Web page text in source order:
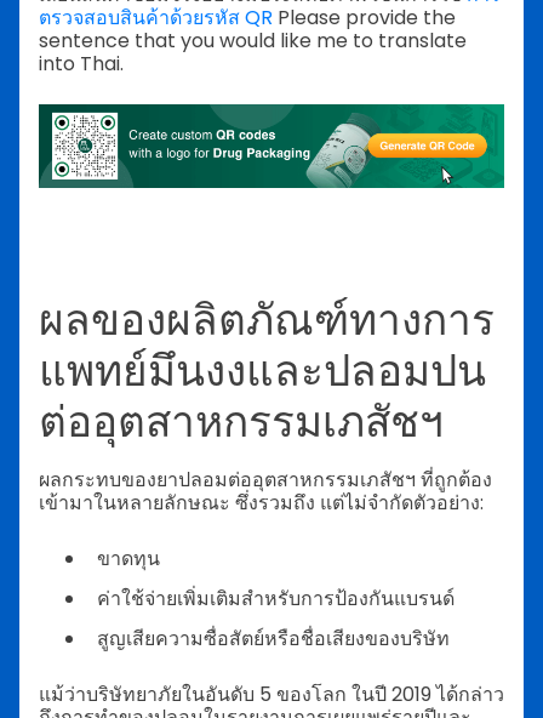
ตรวจสอบสินค้าด้วยรหัส QR Please provide the
sentence that you would like me to translate
into Thai.
ผลของผลิตภัณฑ์ทางการ
แพทย์มึนงงและปลอมปน
ต่ออุตสาหกรรมเภสัชฯ
ผลกระทบของยาปลอมต่ออุตสาหกรรมเภสัชฯ ที่ถูกต้อง
เข้ามาในหลายลักษณะ ซึ่งรวมถึง แต่ไม่จำกัดตัวอย่าง:
ขาดทุน
ค่าใช้จ่ายเพิ่มเติมสำหรับการป้องกันแบรนด์
สูญเสียความซื่อสัตย์หรือชื่อเสียงของบริษัท
แม้ว่าบริษัทยาภัยในอันดับ 5 ของโลก ในปี 2019 ได้กล่าว